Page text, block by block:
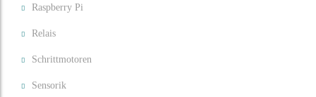
Raspberry Pi
Relais
Schrittmotoren
Sensorik